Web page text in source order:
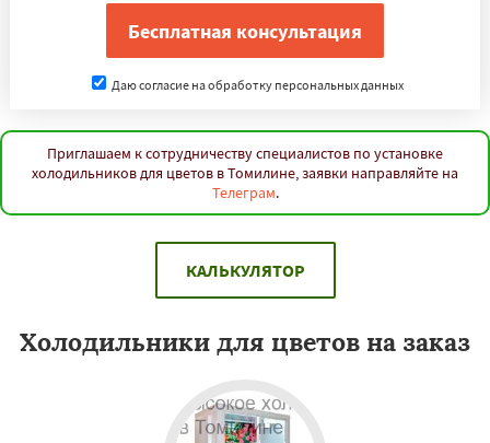
Даю согласие на обработку персональных данных
Приглашаем к сотрудничеству специалистов по установке
холодильников для цветов в Томилине, заявки направляйте на
Телеграм.
КАЛЬКУЛЯТОР
Холодильники для цветов на заказ